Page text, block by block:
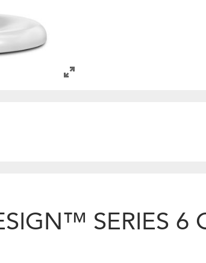
SERIES 6